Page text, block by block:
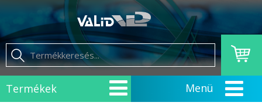
Termékek